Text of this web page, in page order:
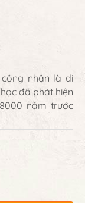
nhận là di
đã phát hiện
năm trước